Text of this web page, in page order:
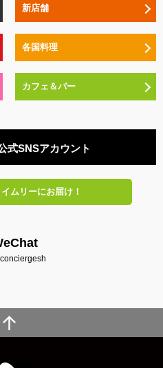
新店舗
各国料理
カフェ＆バー
式SNSアカウント
ムリーにお届け！